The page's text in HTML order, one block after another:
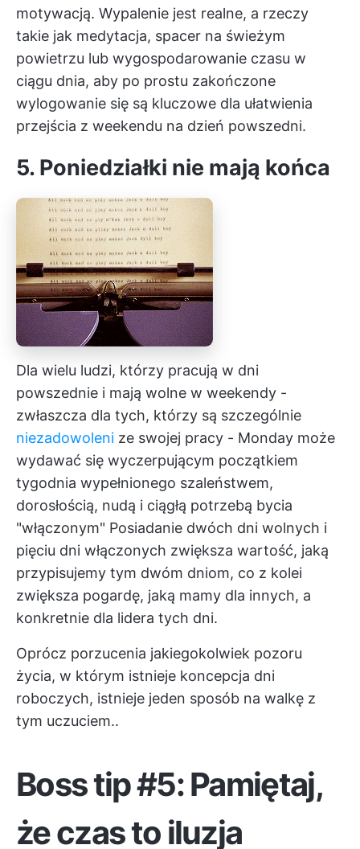
motywacją. Wypalenie jest realne, a rzeczy
takie jak medytacja, spacer na świeżym
powietrzu lub wygospodarowanie czasu w
ciągu dnia, aby po prostu zakończone
wylogowanie się są kluczowe dla ułatwienia
przejścia z weekendu na dzień powszedni.
5. Poniedziałki nie mają końca
Dla wielu ludzi, którzy pracują w dni
powszednie i mają wolne w weekendy -
zwłaszcza dla tych, którzy są szczególnie
niezadowoleni ze swojej pracy - Monday może
wydawać się wyczerpującym początkiem
tygodnia wypełnionego szaleństwem,
dorosłością, nudą i ciągłą potrzebą bycia
"włączonym" Posiadanie dwóch dni wolnych i
pięciu dni włączonych zwiększa wartość, jaką
przypisujemy tym dwóm dniom, co z kolei
zwiększa pogardę, jaką mamy dla innych, a
konkretnie dla lidera tych dni.
Oprócz porzucenia jakiegokolwiek pozoru
życia, w którym istnieje koncepcja dni
roboczych, istnieje jeden sposób na walkę z
tym uczuciem..
Boss tip #5: Pamiętaj,
że czas to iluzja